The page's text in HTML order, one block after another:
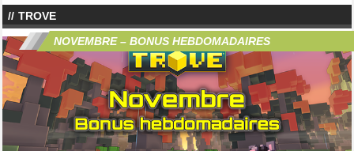
TROVE
NOVEMBRE – BONUS HEBDOMADAIRES